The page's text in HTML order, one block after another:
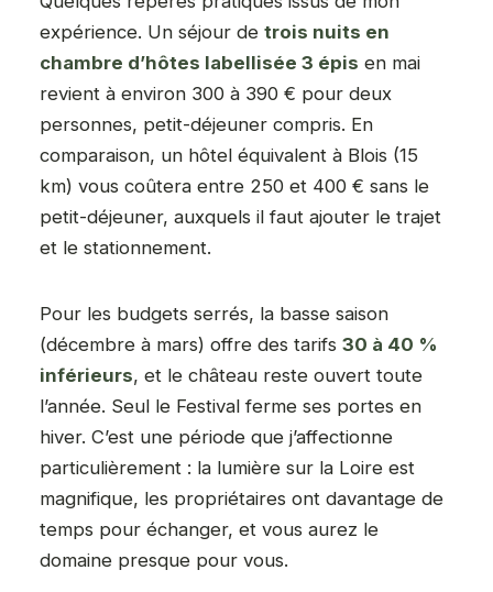
expérience. Un séjour de trois nuits en
chambre d’hôtes labellisée 3 épis en mai
revient à environ 300 à 390 € pour deux
personnes, petit-déjeuner compris. En
comparaison, un hôtel équivalent à Blois (15
km) vous coûtera entre 250 et 400 € sans le
petit-déjeuner, auxquels il faut ajouter le trajet
et le stationnement.
Pour les budgets serrés, la basse saison
(décembre à mars) offre des tarifs 30 à 40 %
inférieurs, et le château reste ouvert toute
l’année. Seul le Festival ferme ses portes en
hiver. C’est une période que j’affectionne
particulièrement : la lumière sur la Loire est
magnifique, les propriétaires ont davantage de
temps pour échanger, et vous aurez le
domaine presque pour vous.